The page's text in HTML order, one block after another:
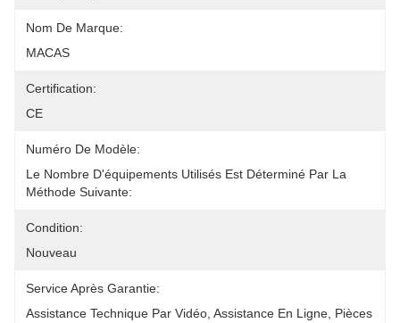
Nom De Marque:
MACAS
Certification:
CE
Numéro De Modèle:
Le Nombre D'équipements Utilisés Est Déterminé Par La
Méthode Suivante:
Condition:
Nouveau
Service Après Garantie:
Assistance Technique Par Vidéo, Assistance En Ligne, Pièces